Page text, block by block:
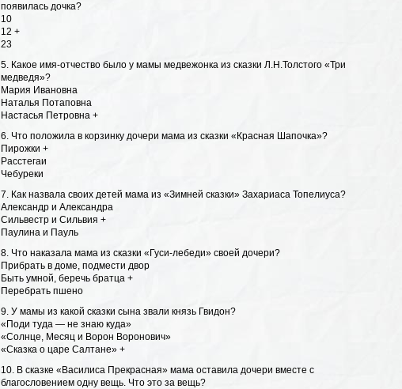
появилась дочка?
10
12 +
23
5. Какое имя-отчество было у мамы медвежонка из сказки Л.Н.Толстого «Три
медведя»?
Мария Ивановна
Наталья Потаповна
Настасья Петровна +
6. Что положила в корзинку дочери мама из сказки «Красная Шапочка»?
Пирожки +
Расстегаи
Чебуреки
7. Как назвала своих детей мама из «Зимней сказки» Захариаса Топелиуса?
Александр и Александра
Сильвестр и Сильвия +
Паулина и Пауль
8. Что наказала мама из сказки «Гуси-лебеди» своей дочери?
Прибрать в доме, подмести двор
Быть умной, беречь братца +
Перебрать пшено
9. У мамы из какой сказки сына звали князь Гвидон?
«Поди туда — не знаю куда»
«Солнце, Месяц и Ворон Воронович»
«Сказка о царе Салтане» +
10. В сказке «Василиса Прекрасная» мама оставила дочери вместе с
благословением одну вещь. Что это за вещь?